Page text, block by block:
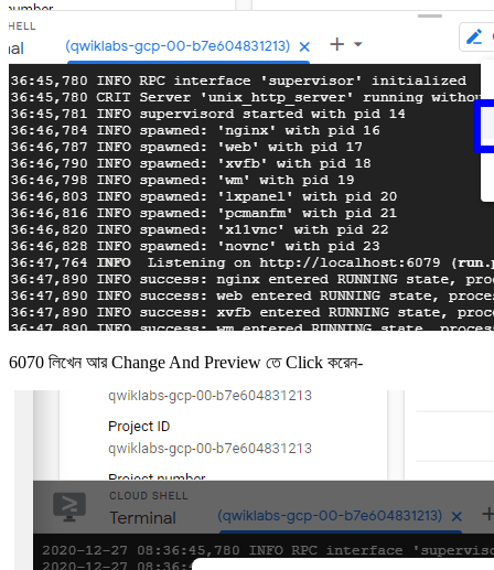
6070 লিখেন আর Change And Preview তে Click করেন-